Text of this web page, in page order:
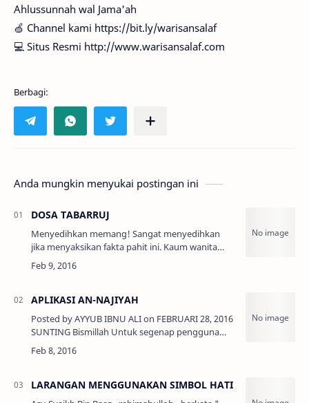
Ahlussunnah wal Jama'ah
🍏 Channel kami https://bit.ly/warisansalaf
💻 Situs Resmi http://www.warisansalaf.com
Anda mungkin menyukai postingan ini
DOSA TABARRUJ
Menyedihkan memang! Sangat menyedihkan
jika menyaksikan fakta pahit ini. Kaum wanita
dieksploitasi sehabis-habisnya. Kaum wanita
telah diperbudak tanpa sadar. Mereka menjadi
APLIKASI AN-NAJIYAH
Posted by AYYUB IBNU ALI on FEBRUARI 28, 2016
SUNTING Bismillah Untuk segenap pengguna
aplikasi Radio an-najiyah kami mohon maaf atas
ketidaknyamanan anda dikarenak…
LARANGAN MENGGUNAKAN SIMBOL HATI